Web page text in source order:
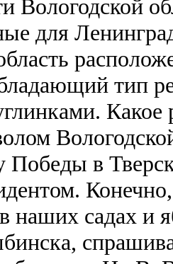
Вологодской
для
тип
Какое
Победы в
наших садах и